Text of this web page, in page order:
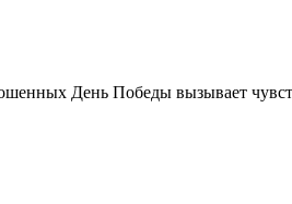
День Победы вызывает